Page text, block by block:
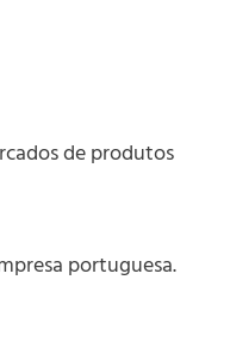
de produtos
portuguesa.